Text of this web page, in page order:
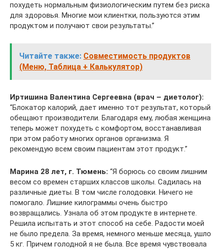
похудеть нормальным физиологическим путем без риска
для здоровья. Многие мои клиентки, пользуются этим
продуктом и получают свои результаты.”
Читайте также: Совместимость продуктов
(Меню, Таблица + Калькулятор)
Иртишина Валентина Сергеевна (врач – диетолог):
“Блокатор калорий, дает именно тот результат, который
обещают производители. Благодаря ему, любая женщина
теперь может похудеть с комфортом, восстанавливая
при этом работу многих органов организма. Я
рекомендую всем своим пациентам этот продукт.”
Марина 28 лет, г. Тюмень: “Я борюсь со своим лишним
весом со времен старших классов школы. Садилась на
различные диеты. В том числе голодовки. Ничего не
помогало. Лишние килограммы очень быстро
возвращались. Узнала об этом продукте в интернете.
Решила испытать и этот способ на себе. Радости моей
не было предела. За время, немного меньше месяца, ушло
5 кг. Причем голодной я не была. Все время чувствовала